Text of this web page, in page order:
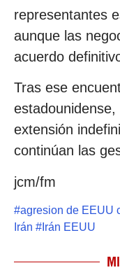
representantes
aunque las
acuerdo
Tras ese
extensión
continúan las
jcm/fm
#agresion de EEUU
Irán # Irán EEUU